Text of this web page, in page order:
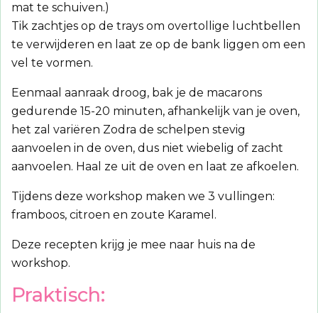
mat te schuiven.)
Tik zachtjes op de trays om overtollige luchtbellen
te verwijderen en laat ze op de bank liggen om een
vel te vormen.
Eenmaal aanraak droog, bak je de macarons
gedurende 15-20 minuten, afhankelijk van je oven,
het zal variëren Zodra de schelpen stevig
aanvoelen in de oven, dus niet wiebelig of zacht
aanvoelen. Haal ze uit de oven en laat ze afkoelen.
Tijdens deze workshop maken we 3 vullingen:
framboos, citroen en zoute Karamel.
Deze recepten krijg je mee naar huis na de
workshop.
Praktisch: